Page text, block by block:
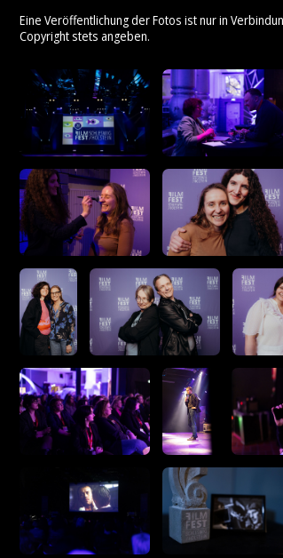
Eine Veröffentlichung der Fotos ist nur in
Copyright stets angeben.